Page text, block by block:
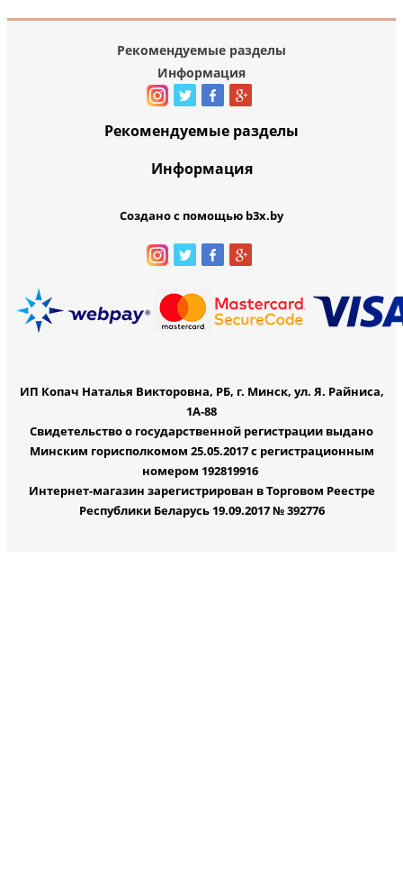
Рекомендуемые разделы
Информация
Рекомендуемые разделы
Информация
Создано с помощью b3x.by
ИП Копач Наталья Викторовна, РБ, г. Минск, ул. Я. Райниса,
1А-88
Свидетельство о государственной регистрации выдано
Минским горисполкомом 25.05.2017 с регистрационным
номером 192819916
Интернет-магазин зарегистрирован в Торговом Реестре
Республики Беларусь 19.09.2017 № 392776